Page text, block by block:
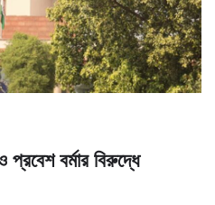
বর্মার বিরুদ্ধে